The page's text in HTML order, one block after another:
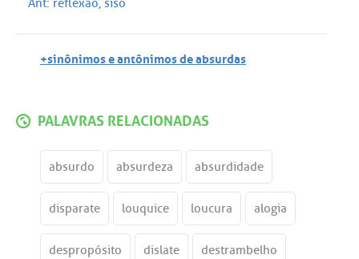
Ant: reflexão, siso
+sinônimos e antônimos de absurdas
PALAVRAS RELACIONADAS
absurdo absurdeza absurdidade
disparate louquice loucura alogia
despropósito dislate destrambelho